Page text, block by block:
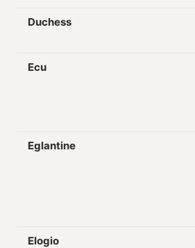
Duchess
Ecu
Eglantine
Elogio